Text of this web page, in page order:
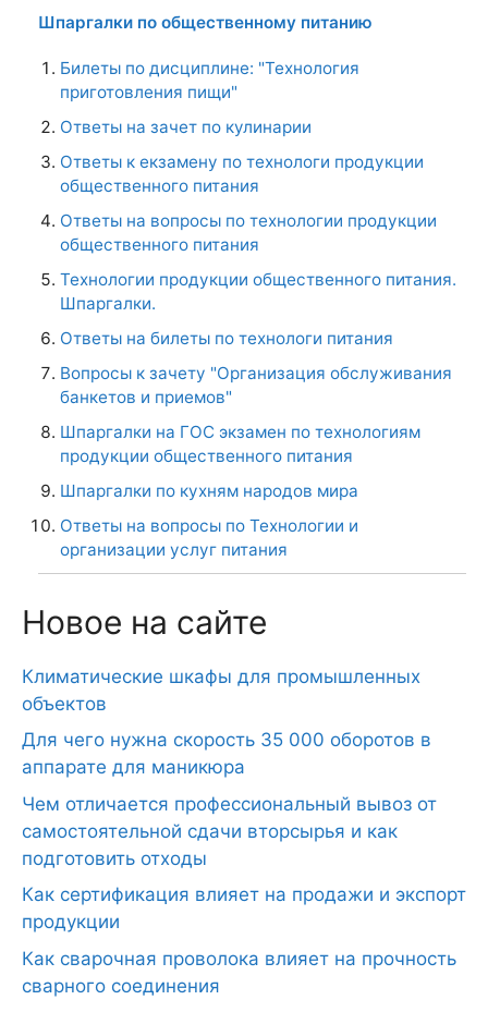
Шпаргалки по общественному питанию
Билеты по дисциплине: "Технология
приготовления пищи"
Ответы на зачет по кулинарии
Ответы к екзамену по технологи продукции
общественного питания
Ответы на вопросы по технологии продукции
общественного питания
Технологии продукции общественного питания.
Шпаргалки.
Ответы на билеты по технологи питания
Вопросы к зачету "Организация обслуживания
банкетов и приемов"
Шпаргалки на ГОС экзамен по технологиям
продукции общественного питания
Шпаргалки по кухням народов мира
Ответы на вопросы по Технологии и
организации услуг питания
Новое на сайте
Климатические шкафы для промышленных
объектов
Для чего нужна скорость 35 000 оборотов в
аппарате для маникюра
Чем отличается профессиональный вывоз от
самостоятельной сдачи вторсырья и как
подготовить отходы
Как сертификация влияет на продажи и экспорт
продукции
Как сварочная проволока влияет на прочность
сварного соединения